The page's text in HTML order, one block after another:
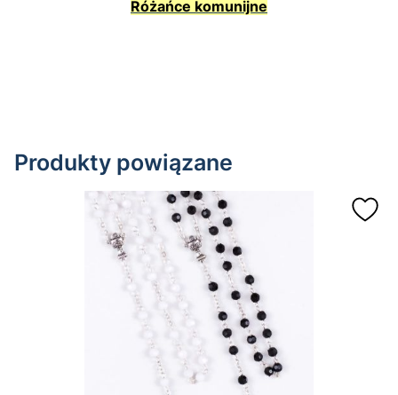
Różańce komunijne
Produkty powiązane